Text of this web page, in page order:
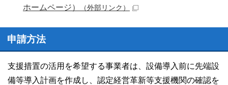
ホームページ）
（外部リンク）
申請方法
支援措置の活用を希望する事業者は、設備導入前に先端設
備等導入計画を作成し、認定経営革新等支援機関の確認を